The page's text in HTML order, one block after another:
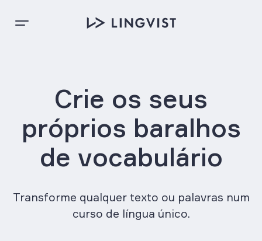
Crie os seus
próprios baralhos
de vocabulário
Transforme qualquer texto ou palavras num
curso de língua único.